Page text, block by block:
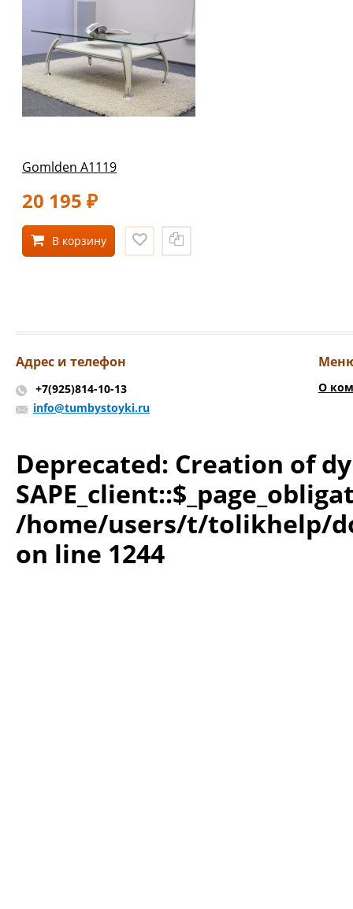
Gomlden A1119
20 195 ₽
В корзину
Адрес и телефон
+7(925)814-10-13
info@tumbystoyki.ru
О
Deprecated: Creation of
/home/users/t/tolikhelp/
on line 1244